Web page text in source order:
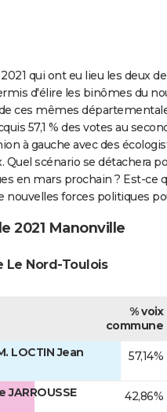
qui ont eu lieu les deux
d'élire les binômes du
ces mêmes
57,1 % des votes au
à gauche avec des
Quel scénario se détachera
en mars prochain ? Est-ce
nouvelles forces politiques
2021 Manonville
Le Nord-Toulois
% voix
commune
LOCTIN Jean 57,14%
JARROUSSE
42,86%